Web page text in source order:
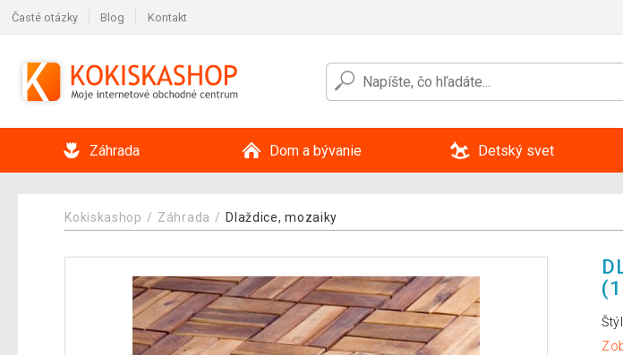
Časté otázky Blog Kontakt
Záhrada Dom a bývanie Detský svet
Kokiskashop Záhrada Dlaždice, mozaiky